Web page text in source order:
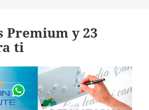
Premium y 23
ti